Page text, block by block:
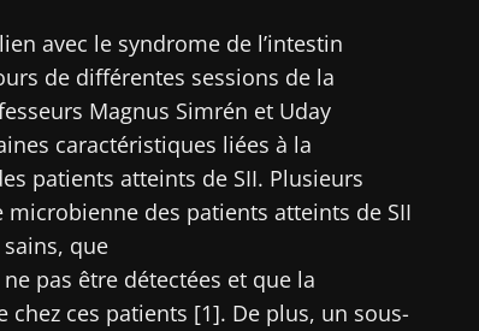
avec le syndrome de l’intestin
de différentes sessions de la
Magnus Simrén et Uday
caractéristiques liées à la
patients atteints de SII. Plusieurs
des patients atteints de SII
que
pas être détectées et que la
ces patients [1]. De plus, un sous-